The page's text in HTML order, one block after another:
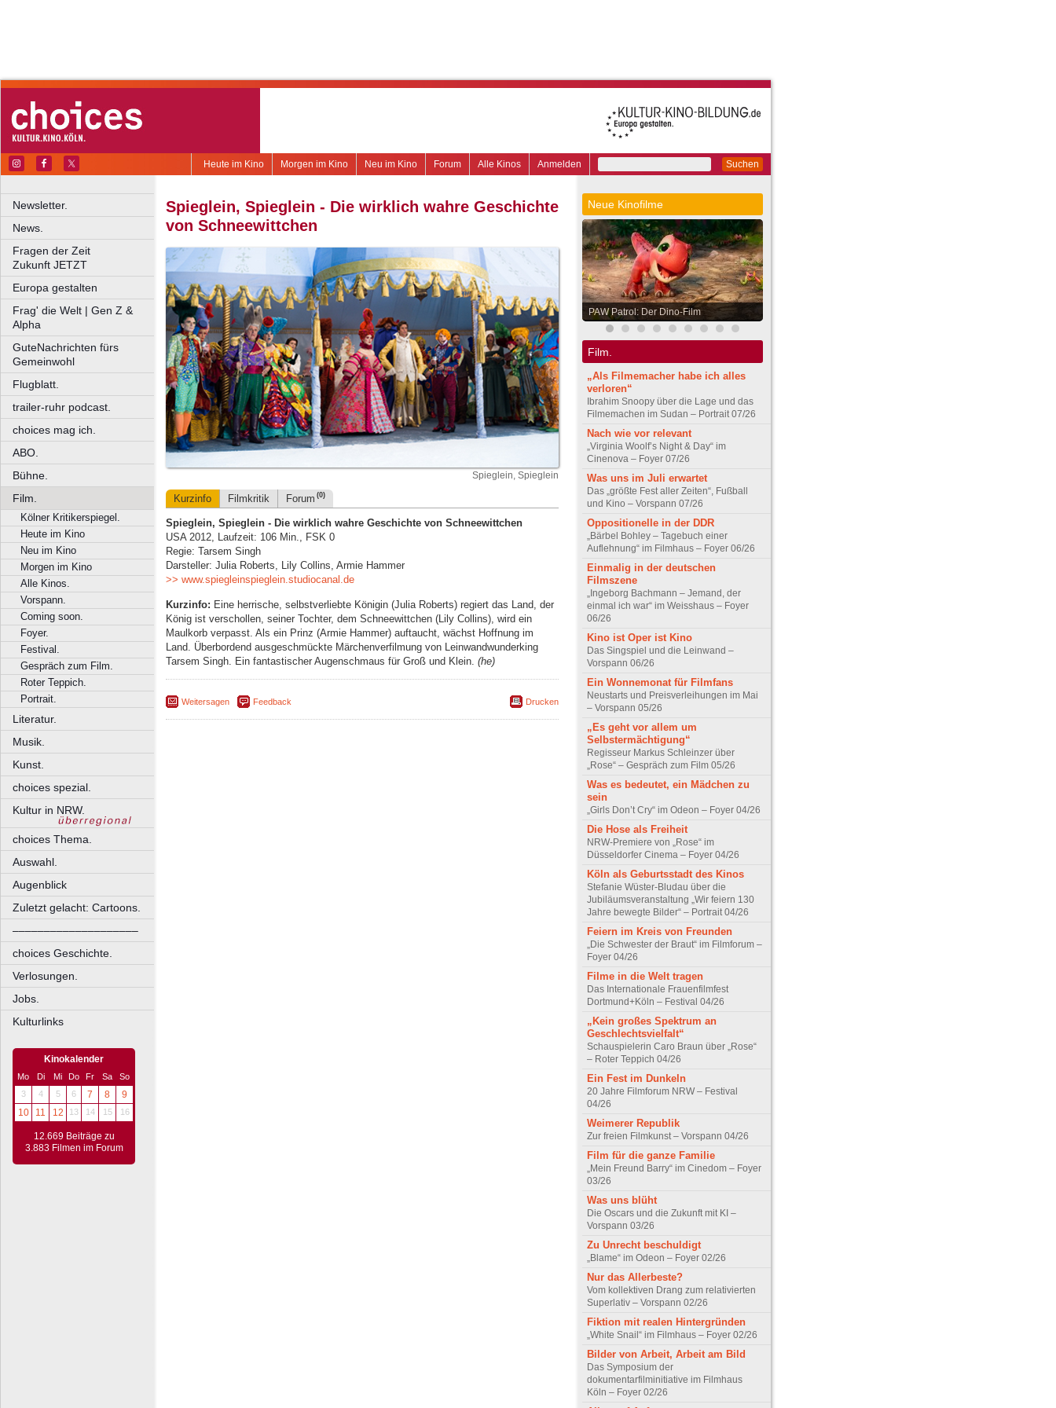
Suchen
Anmelden
Alle Kinos
Forum
Neu im Kino
Morgen im Kino
Heute im Kino
Newsletter.
News.
Fragen der Zeit
Zukunft JETZT
Europa gestalten
Frag' die Welt | Gen Z &
Alpha
GuteNachrichten fürs
Gemeinwohl
Flugblatt.
trailer-ruhr podcast.
choices mag ich.
ABO.
Bühne.
Film.
Kölner Kritikerspiegel.
Heute im Kino
Neu im Kino
Morgen im Kino
Alle Kinos.
Vorspann.
Coming soon.
Foyer.
Festival.
Gespräch zum Film.
Roter Teppich.
Portrait.
Literatur.
Musik.
Kunst.
choices spezial.
Kultur in NRW.
choices Thema.
Auswahl.
Augenblick
Zuletzt gelacht: Cartoons.
––––––––––––––––––––
choices Geschichte.
Verlosungen.
Jobs.
Kulturlinks
Kinokalender
Mo Di Mi Do Fr Sa
So
3
4 5 6 7 8
9
10
11 12 13 14 15 16
12.669 Beiträge zu
3.883 Filmen im Forum
Spieglein, Spieglein - Die wirklich wahre Geschichte
von Schneewittchen
Spieglein, Spieglein
Kurzinfo Filmkritik Forum (0)
Spieglein, Spieglein - Die wirklich wahre Geschichte von Schneewittchen
USA 2012, Laufzeit: 106 Min., FSK 0
Regie: Tarsem Singh
Darsteller: Julia Roberts, Lily Collins, Armie Hammer
>> www.spiegleinspieglein.studiocanal.de
Kurzinfo: Eine herrische, selbstverliebte Königin (Julia Roberts) regiert das Land, der
König ist verschollen, seiner Tochter, dem Schneewittchen (Lily Collins), wird ein
Maulkorb verpasst. Als ein Prinz (Armie Hammer) auftaucht, wächst Hoffnung im
Land. Überbordend ausgeschmückte Märchenverfilmung von Leinwandwunderking
Tarsem Singh. Ein fantastischer Augenschmaus für Groß und Klein. (he)
Weitersagen Feedback Drucken
Neue Kinofilme
PAW Patrol: Der Dino-Film
Film.
„Als Filmemacher habe ich alles
verloren“
Ibrahim Snoopy über die Lage und das
Filmemachen im Sudan – Portrait 07/26
Nach wie vor relevant
„Virginia Woolf’s Night & Day“ im
Cinenova – Foyer 07/26
Was uns im Juli erwartet
Das „größte Fest aller Zeiten“, Fußball
und Kino – Vorspann 07/26
Oppositionelle in der DDR
„Bärbel Bohley – Tagebuch einer
Auflehnung“ im Filmhaus – Foyer 06/26
Einmalig in der deutschen
Filmszene
„Ingeborg Bachmann – Jemand, der
einmal ich war“ im Weisshaus – Foyer
06/26
Kino ist Oper ist Kino
Das Singspiel und die Leinwand –
Vorspann 06/26
Ein Wonnemonat für Filmfans
Neustarts und Preisverleihungen im Mai
– Vorspann 05/26
„Es geht vor allem um
Selbstermächtigung“
Regisseur Markus Schleinzer über
„Rose“ – Gespräch zum Film 05/26
Was es bedeutet, ein Mädchen zu
sein
„Girls Don’t Cry“ im Odeon – Foyer 04/26
Die Hose als Freiheit
NRW-Premiere von „Rose“ im
Düsseldorfer Cinema – Foyer 04/26
Köln als Geburtsstadt des Kinos
Stefanie Wüster-Bludau über die
Jubiläumsveranstaltung „Wir feiern 130
Jahre bewegte Bilder“ – Portrait 04/26
Feiern im Kreis von Freunden
„Die Schwester der Braut“ im Filmforum –
Foyer 04/26
Filme in die Welt tragen
Das Internationale Frauenfilmfest
Dortmund+Köln – Festival 04/26
„Kein großes Spektrum an
Geschlechtsvielfalt“
Schauspielerin Caro Braun über „Rose“
– Roter Teppich 04/26
Ein Fest im Dunkeln
20 Jahre Filmforum NRW – Festival
04/26
Weimerer Republik
Zur freien Filmkunst – Vorspann 04/26
Film für die ganze Familie
„Mein Freund Barry“ im Cinedom – Foyer
03/26
Was uns blüht
Die Oscars und die Zukunft mit KI –
Vorspann 03/26
Zu Unrecht beschuldigt
„Blame“ im Odeon – Foyer 02/26
Nur das Allerbeste?
Vom kollektiven Drang zum relativierten
Superlativ – Vorspann 02/26
Fiktion mit realen Hintergründen
„White Snail“ im Filmhaus – Foyer 02/26
Bilder von Arbeit, Arbeit am Bild
Das Symposium der
dokumentarfilminitiative im Filmhaus
Köln – Foyer 02/26